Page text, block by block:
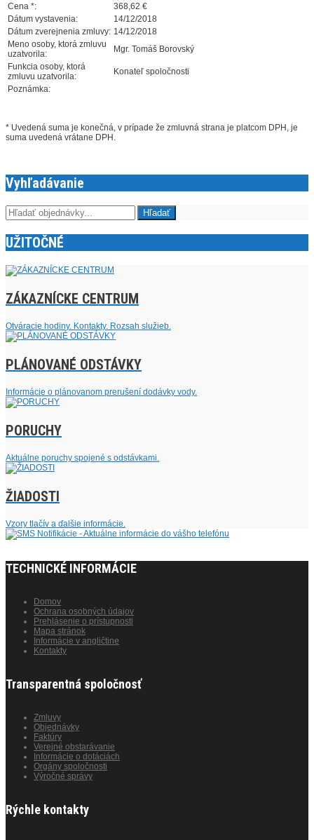
Cena *:
368,62 €
Dátum vystavenia:
14/12/2018
Dátum zverejnenia zmluvy: 14/12/2018
Meno osoby, ktorá zmluvu
uzatvorila:
Mgr. Tomáš Borovský
Funkcia osoby, ktorá
zmluvu uzatvorila:
Konateľ spoločnosti
Poznámka:
* Uvedená suma je konečná, v prípade že zmluvná strana je platcom DPH, je
suma uvedená vrátane DPH.
Vyhľadávanie
UŽITOČNÉ
ZÁKAZNÍCKE CENTRUM
Otváracie hodiny. Kontakty. Rozsah služieb.
PLÁNOVANÉ ODSTÁVKY
Informácie o plánovanom prerušení dodávky vody.
PORUCHY
Aktuálne poruchy spojené s odstávkami.
ŽIADOSTI
Vzory tlačív a ďalšie informácie.
TECHNICKÉ INFORMÁCIE
Domov
Ochrana osobných údajov
Prehlásenie o prístupnosti
Mapa stránok
Informácie v angličtine
Kontakty
Transparentná spoločnosť
Zmluvy
Objednávky
Faktúry
Verejné obstarávanie
Informácie o dotáciách
Orgány spoločnosti
Výročné správy
Rýchle kontakty